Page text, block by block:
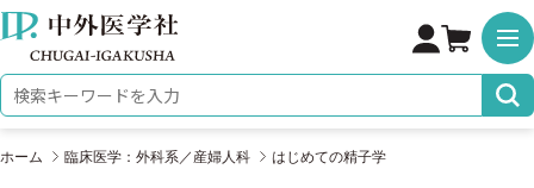
株式会社 中外医学社
検索キーワード
ホーム 臨床医学：外科系／産婦人科 はじめての精子学